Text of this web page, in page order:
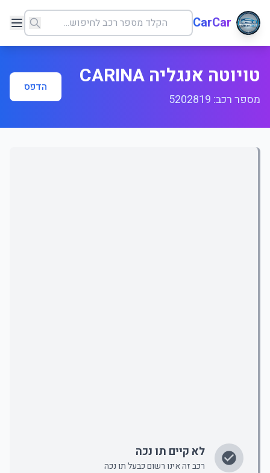
CarCar
טויוטה אנגליה CARINA
מספר רכב: 5202819
הדפס
לא קיים תו נכה
רכב זה אינו רשום כבעל תו נכה